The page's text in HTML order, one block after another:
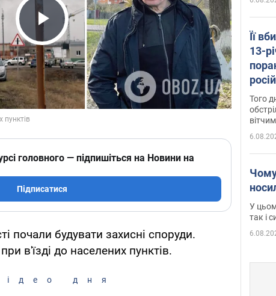
Play Video
головного — підпишіться на Новини на
Підписатися
почали будувати захисні споруди.
в'їзді до населених пунктів.
дня
Її
13-
Того
У
так і